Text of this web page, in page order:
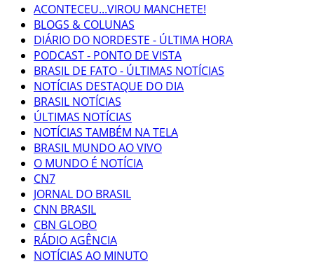
ACONTECEU...VIROU MANCHETE!
BLOGS & COLUNAS
DIÁRIO DO NORDESTE - ÚLTIMA HORA
PODCAST - PONTO DE VISTA
BRASIL DE FATO - ÚLTIMAS NOTÍCIAS
NOTÍCIAS DESTAQUE DO DIA
BRASIL NOTÍCIAS
ÚLTIMAS NOTÍCIAS
NOTÍCIAS TAMBÉM NA TELA
BRASIL MUNDO AO VIVO
O MUNDO É NOTÍCIA
CN7
JORNAL DO BRASIL
CNN BRASIL
CBN GLOBO
RÁDIO AGÊNCIA
NOTÍCIAS AO MINUTO